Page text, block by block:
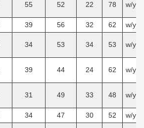
55 52 22 78 w/y
39 56 32 62 w/y
34 53 34 53 w/y
39 44 24 62 w/y
31 49 33 48 w/y
34 47 30 52 w/y